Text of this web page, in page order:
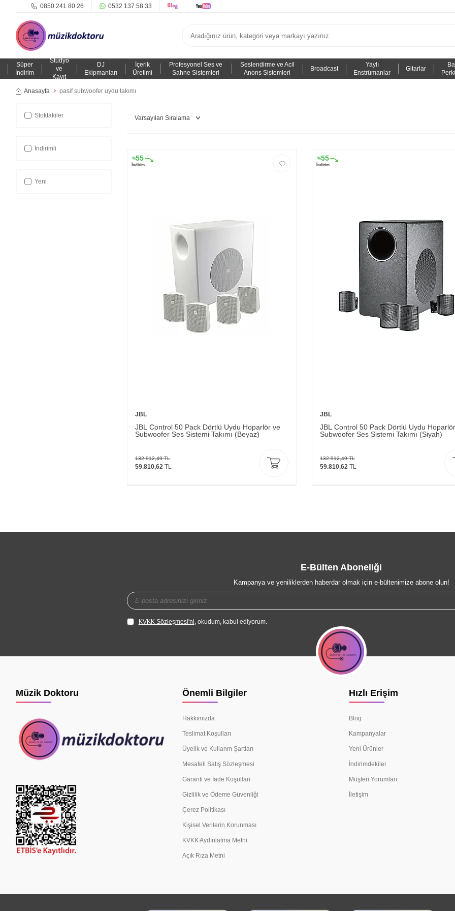
0850 241 80 26 0532 137 58 33
Süper
İndirim
Stüdyo
ve
Kayıt
DJ
Ekipmanları
İçerik
Üretimi
Profesyonel Ses ve
Sahne Sistemleri
Seslendirme ve Acil
Anons Sistemleri
Broadcast
Yaylı
Enstrümanlar
Gitarlar
Anasayfa pasif subwoofer uydu takımı
Stoktakiler
İndirimli
Yeni
%55
İndirim
JBL
JBL Control 50 Pack Dörtlü Uydu Hoparlör ve
Subwoofer Ses Sistemi Takımı (Beyaz)
132.912,49TL
59.810,62 TL
%55
İndirim
JBL
JBL Control 50 Pack Dörtlü Uydu
Subwoofer Ses Sistemi Takımı (Siyah)
132.912,49TL
59.810,62 TL
E-Bülten Aboneliği
Kampanya ve yeniliklerden haberdar olmak için e-bültenimize abone olun!
KVKK Sözleşmesi'ni , okudum, kabul ediyorum.
Müzik Doktoru Önemli Bilgiler
Hakkımızda
Teslimat Koşulları
Üyelik ve Kullanm Şartları
Mesafeli Satış Sözleşmesi
Garanti ve İade Koşulları
Gizlilik ve Ödeme Güvenliği
Çerez Politikası
Kişisel Verilerin Korunması
KVKK Aydınlatma Metni
Açık Rıza Metni
Hızlı Erişim
Blog
Kampanyalar
Yeni Ürünler
İndirimdekiler
Müşteri Yorumları
İletişim